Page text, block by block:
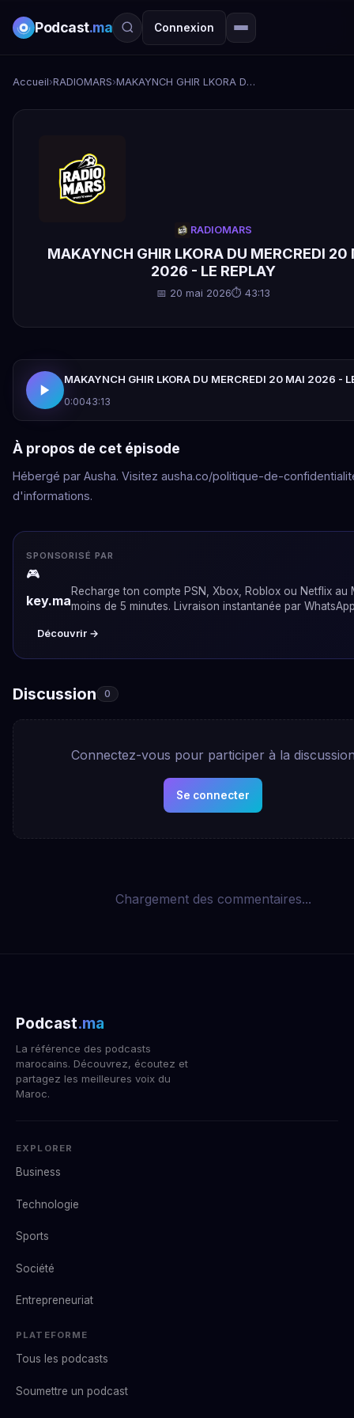
Podcast.ma Connexion
Accueil›RADIOMARS› MAKAYNCH GHIR LKORA DU MERCREDI 20 MAI 2026 - LE REPLAY
RADIOMARS
MAKAYNCH GHIR LKORA DU MERCREDI 20
2026 - LE REPLAY
📅 20 mai 2026⏱ 43:13
MAKAYNCH GHIR LKORA DU MERCREDI 20 MAI 2026 -
0:0043:13
À propos de cet épisode
Hébergé par Ausha. Visitez ausha.co/politique-de-
d'informations.
SPONSORISÉ PAR
🎮
key.ma
Recharge ton compte PSN, Xbox, Roblox ou Netflix au
moins de 5 minutes. Livraison instantanée par
Découvrir →
Discussion 0
Connectez-vous pour participer à la
Se connecter
Chargement des commentaires...
Podcast.ma
La référence des podcasts
marocains. Découvrez, écoutez et
partagez les meilleures voix du
Maroc.
EXPLORER
Business
Technologie
Sports
Société
Entrepreneuriat
PLATEFORME
Tous les podcasts
Soumettre un podcast